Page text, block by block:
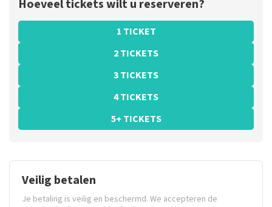
Hoeveel tickets wilt u reserveren?
1 TICKET
2 TICKETS
3 TICKETS
4 TICKETS
5+ TICKETS
Veilig betalen
Je betaling is veilig en beschermd. We accepteren de